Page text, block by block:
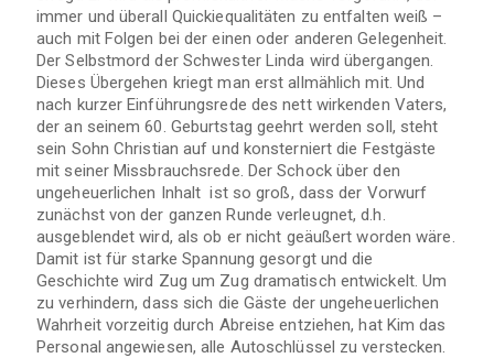
immer und überall Quickiequalitäten zu entfalten weiß –
auch mit Folgen bei der einen oder anderen Gelegenheit.
Der Selbstmord der Schwester Linda wird übergangen.
Dieses Übergehen kriegt man erst allmählich mit. Und
nach kurzer Einführungsrede des nett wirkenden Vaters,
der an seinem 60. Geburtstag geehrt werden soll, steht
sein Sohn Christian auf und konsterniert die Festgäste
mit seiner Missbrauchsrede. Der Schock über den
ungeheuerlichen Inhalt ist so groß, dass der Vorwurf
zunächst von der ganzen Runde verleugnet, d.h.
ausgeblendet wird, als ob er nicht geäußert worden wäre.
Damit ist für starke Spannung gesorgt und die
Geschichte wird Zug um Zug dramatisch entwickelt. Um
zu verhindern, dass sich die Gäste der ungeheuerlichen
Wahrheit vorzeitig durch Abreise entziehen, hat Kim das
Personal angewiesen, alle Autoschlüssel zu verstecken.